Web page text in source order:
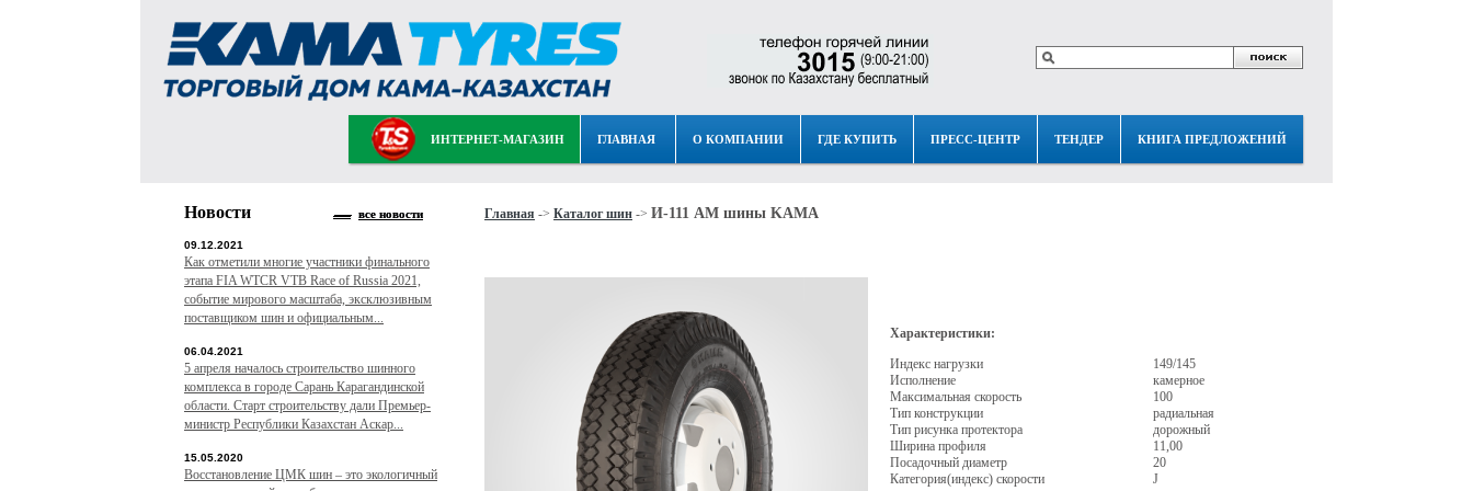
ИНТЕРНЕТ-МАГАЗИН ГЛАВНАЯ О КОМПАНИИ ГДЕ КУПИТЬ ПРЕСС-ЦЕНТР ТЕНДЕР КНИГА ПРЕДЛОЖЕНИЙ
Главная -> Каталог шин -> И-111 АМ шины KAMA
Характеристики:
Индекс нагрузки
149/145
Исполнение
камерное
Максимальная скорость
100
Тип конструкции
радиальная
Тип рисунка протектора
дорожный
Ширина профиля
11,00
Посадочный диаметр
20
Категория(индекс) скорости
J
Новости все новости
09.12.2021
Как отметили многие участники финального
этапа FIA WTCR VTB Race of Russia 2021,
событие мирового масштаба, эксклюзивным
поставщиком шин и официальным...
06.04.2021
5 апреля началось строительство шинного
комплекса в городе Сарань Карагандинской
области. Старт строительству дали Премьер-
министр Республики Казахстан Аскар...
15.05.2020
Восстановление ЦМК шин – это экологичный